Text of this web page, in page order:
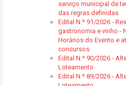
serviço municipal de
das regras definidas
Edital N.º 91/2026 -
gastronomia e vinho -
Horários do Evento e
concursos
Edital N.º 90/2026 -
Loteamento
Edital N.º 89/2026 -